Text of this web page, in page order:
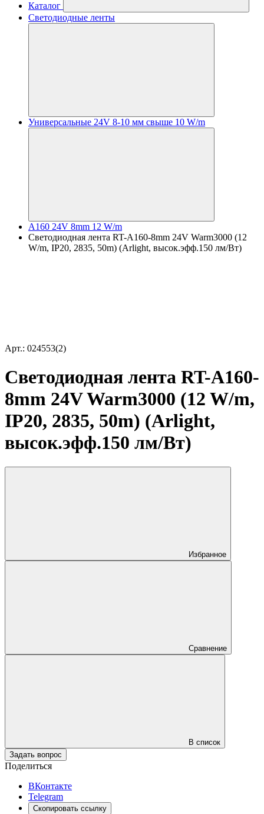
Каталог
Светодиодные ленты
Универсальные 24V 8-10 мм свыше 10 W/m
A160 24V 8mm 12 W/m
Светодиодная лента RT-A160-8mm 24V Warm3000 (12
W/m, IP20, 2835, 50m) (Arlight, высок.эфф.150 лм/Вт)
Арт.: 024553(2)
Светодиодная лента RT-A160-
8mm 24V Warm3000 (12 W/m,
IP20, 2835, 50m) (Arlight,
высок.эфф.150 лм/Вт)
Избранное
Сравнение
В список
Задать вопрос
Поделиться
ВКонтакте
Telegram
Скопировать ссылку